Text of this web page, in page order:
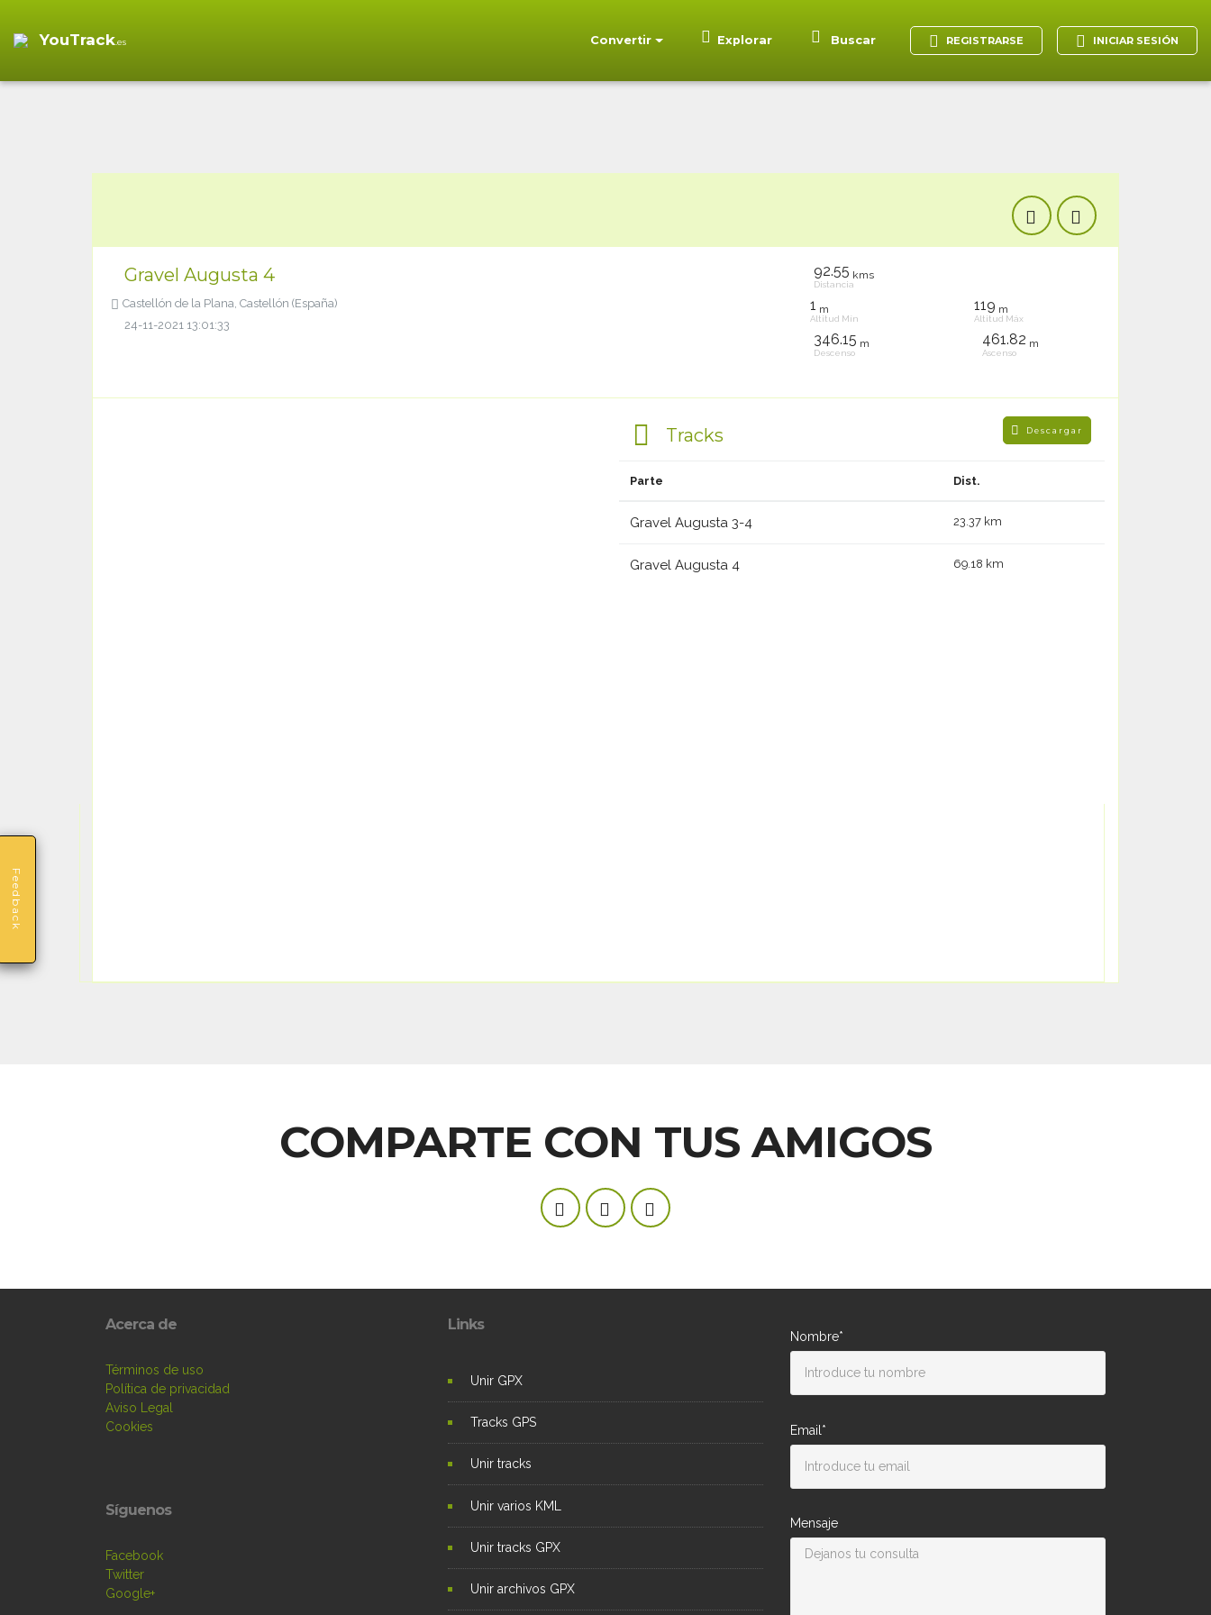
Feedback
YouTrack.es Convertir Explorar Buscar REGISTRARSE INICIAR SESIÓN
Gravel Augusta 4
Castellón de la Plana, Castellón (España)
24-11-2021 13:01:33
92.55 kms
Distancia
1 m
Altitud Mín
119 m
Altitud Máx
346.15 m
Descenso
461.82 m
Ascenso
Tracks Descargar
Parte Dist.
Gravel Augusta 3-4 23.37 km
Gravel Augusta 4 69.18 km
COMPARTE CON TUS AMIGOS
Acerca de
Términos de uso
Política de privacidad
Aviso Legal
Cookies
Síguenos
Facebook
Twitter
Google+
Links
Unir GPX
Tracks GPS
Unir tracks
Unir varios KML
Unir tracks GPX
Unir archivos GPX
Nombre*
Email*
Mensaje